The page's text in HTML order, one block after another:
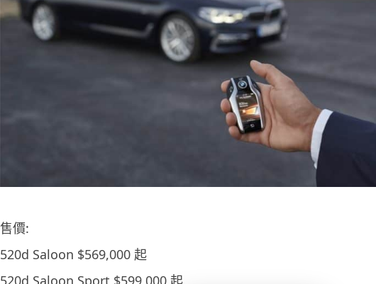
售價:
520d Saloon $569,000 起
520d Saloon Sport $599,000 起